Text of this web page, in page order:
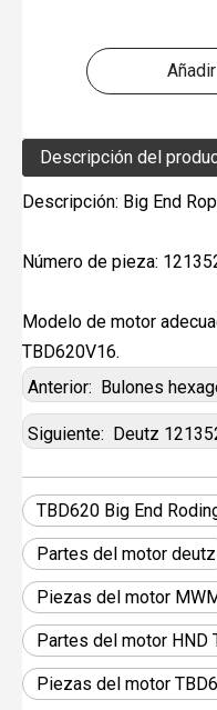
Descripción del
Descripción: Big End
Número de pieza:
Modelo de motor
TBD620V16.
Anterior: Bulones hexagonal
Siguiente: Deutz 12135292
TBD620 Big End
Partes del motor deutz
Piezas del motor
Partes del motor HND
Piezas del motor